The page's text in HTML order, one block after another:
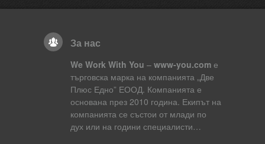
За нас
We Work With You – www-you.com е
търговска марка на компанията „Две
Плюс Едно” ЕООД. Компанията е
основана през 2010 година. Екипът на
компанията се състои от млади по
дух или на години специалисти…